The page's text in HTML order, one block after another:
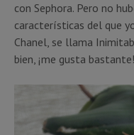
con Sephora. Pero no
características del que
Chanel, se llama
bien, ¡me gusta bastante!